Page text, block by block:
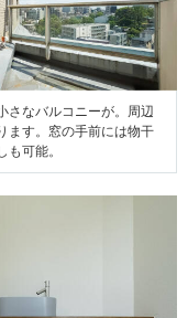
さなバルコニーが。周辺
ます。窓の手前には物干
可能。